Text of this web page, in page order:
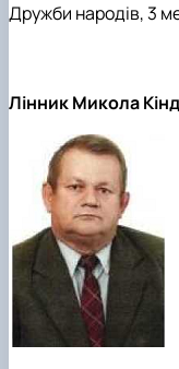
Дружби народів, 3
Лінник Микола